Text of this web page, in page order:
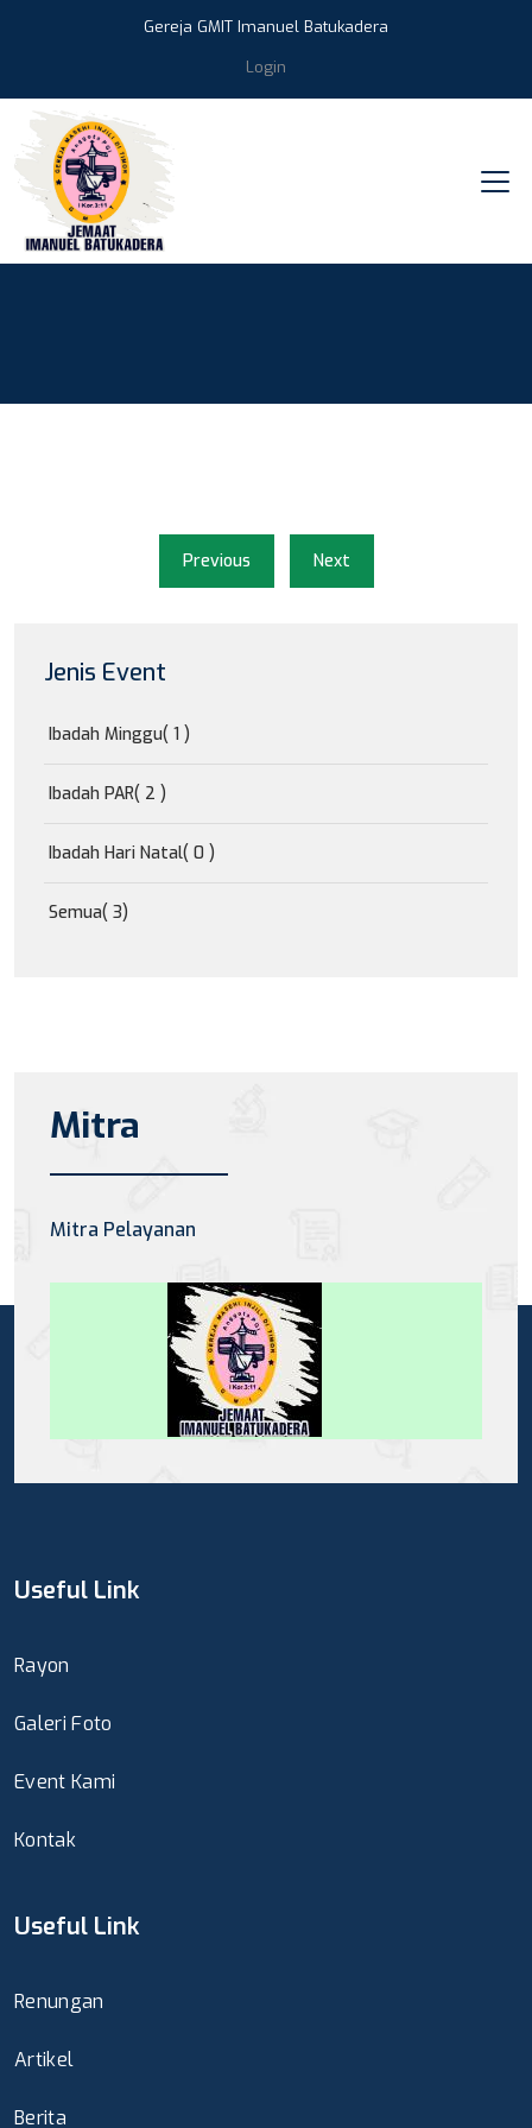
Gereja GMIT Imanuel Batukadera
Login
Previous Next
Jenis Event
Ibadah Minggu( 1 )
Ibadah PAR( 2 )
Ibadah Hari Natal( 0 )
Semua( 3)
Mitra
Mitra Pelayanan
Useful Link
Rayon
Galeri Foto
Event Kami
Kontak
Useful Link
Renungan
Artikel
Berita